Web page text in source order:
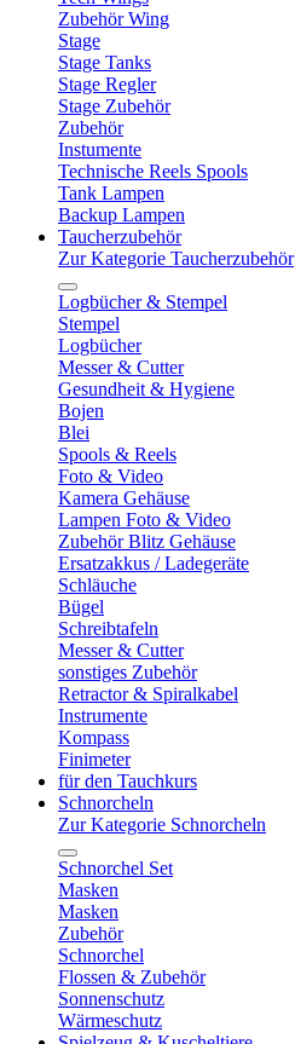
Zubehör Wing
Stage
Stage Tanks
Stage Regler
Stage Zubehör
Zubehör
Instumente
Technische Reels Spools
Tank Lampen
Backup Lampen
Taucherzubehör
Zur Kategorie Taucherzubehör
Logbücher & Stempel
Stempel
Logbücher
Messer & Cutter
Gesundheit & Hygiene
Bojen
Blei
Spools & Reels
Foto & Video
Kamera Gehäuse
Lampen Foto & Video
Zubehör Blitz Gehäuse
Ersatzakkus / Ladegeräte
Schläuche
Bügel
Schreibtafeln
Messer & Cutter
sonstiges Zubehör
Retractor & Spiralkabel
Instrumente
Kompass
Finimeter
für den Tauchkurs
Schnorcheln
Zur Kategorie Schnorcheln
Schnorchel Set
Masken
Masken
Zubehör
Schnorchel
Flossen & Zubehör
Sonnenschutz
Wärmeschutz